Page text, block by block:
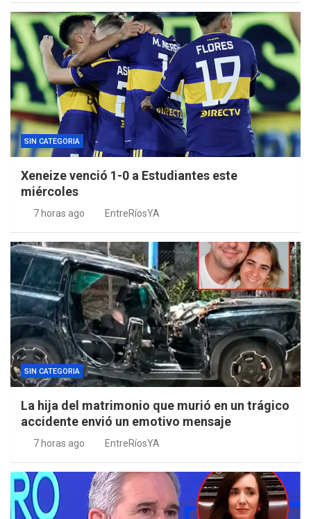
SIN CATEGORIA
Xeneize venció 1-0 a Estudiantes este
miércoles
7 horas ago EntreRíosYA
SIN CATEGORIA
La hija del matrimonio que murió en un trágico
accidente envió un emotivo mensaje
7 horas ago EntreRíosYA